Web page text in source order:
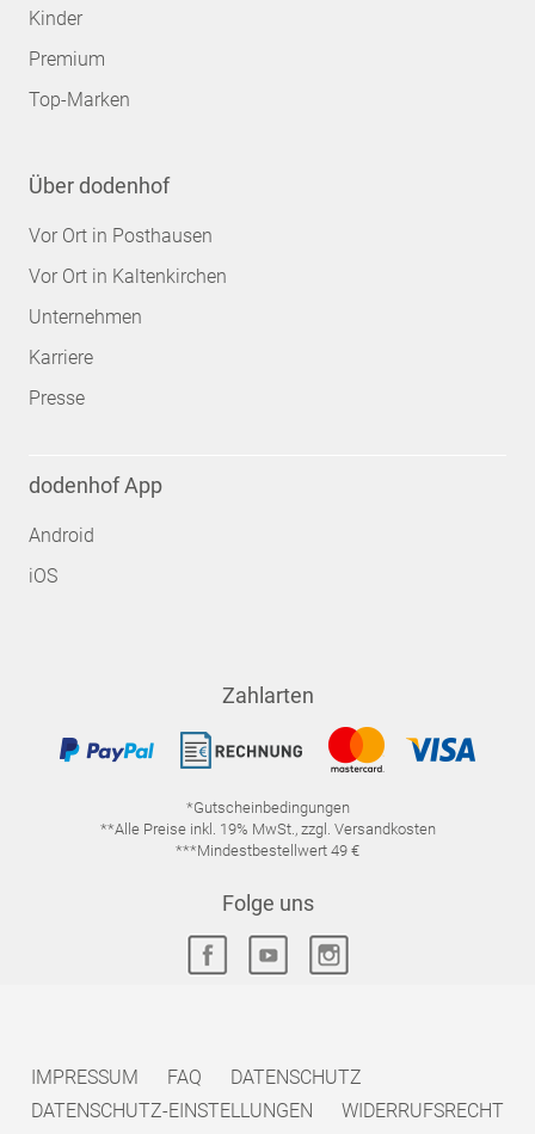
Kinder
Premium
Top-Marken
Über dodenhof
Vor Ort in Posthausen
Vor Ort in Kaltenkirchen
Unternehmen
Karriere
Presse
dodenhof App
Android
iOS
Zahlarten
*Gutscheinbedingungen
**Alle Preise inkl. 19% MwSt., zzgl. Versandkosten
***Mindestbestellwert 49 €
Folge uns
IMPRESSUM FAQ
DATENSCHUTZ
DATENSCHUTZ-EINSTELLUNGEN
WIDERRUFSRECHT